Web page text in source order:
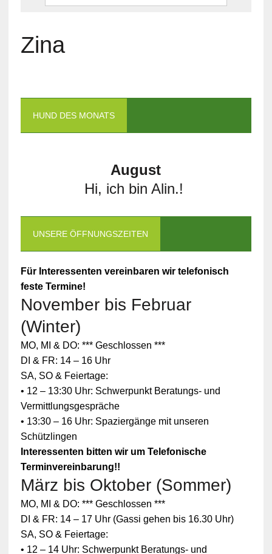
Zina
HUND DES MONATS
August
Hi, ich bin Alin.!
UNSERE ÖFFNUNGSZEITEN
Für Interessenten vereinbaren wir telefonisch
feste Termine!
November bis Februar
(Winter)
MO, MI & DO: *** Geschlossen ***
DI & FR: 14 – 16 Uhr
SA, SO & Feiertage:
• 12 – 13:30 Uhr: Schwerpunkt Beratungs- und
Vermittlungsgespräche
• 13:30 – 16 Uhr: Spaziergänge mit unseren
Schützlingen
Interessenten bitten wir um Telefonische
Terminvereinbarung!!
März bis Oktober (Sommer)
MO, MI & DO: *** Geschlossen ***
DI & FR: 14 – 17 Uhr (Gassi gehen bis 16.30 Uhr)
SA, SO & Feiertage:
• 12 – 14 Uhr: Schwerpunkt Beratungs- und
Zum
Schutz
Ihrer
persönlic
hen
Daten ist